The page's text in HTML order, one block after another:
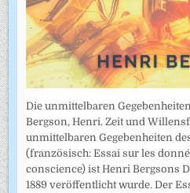
Die unmittelbaren
Bergson, Henri. Zeit und
unmittelbaren Gegebenheiten
(französisch: Essai sur les
conscience) ist Henri Bergsons
1889 veröffentlicht wurde. Der